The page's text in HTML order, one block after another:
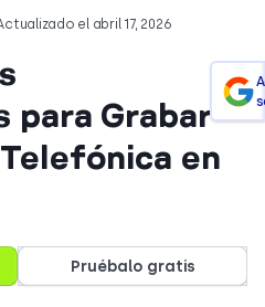
el abril 17, 2026
para Grabar
en
Pruébalo gratis